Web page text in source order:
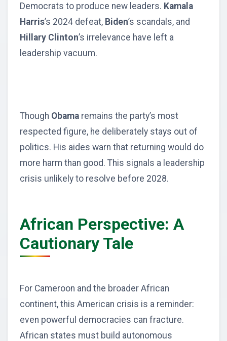
Democrats to produce new leaders. Kamala
Harris’s 2024 defeat, Biden’s scandals, and
Hillary Clinton’s irrelevance have left a
leadership vacuum.
Though Obama remains the party’s most
respected figure, he deliberately stays out of
politics. His aides warn that returning would do
more harm than good. This signals a leadership
crisis unlikely to resolve before 2028.
African Perspective: A
Cautionary Tale
For Cameroon and the broader African
continent, this American crisis is a reminder:
even powerful democracies can fracture.
African states must build autonomous